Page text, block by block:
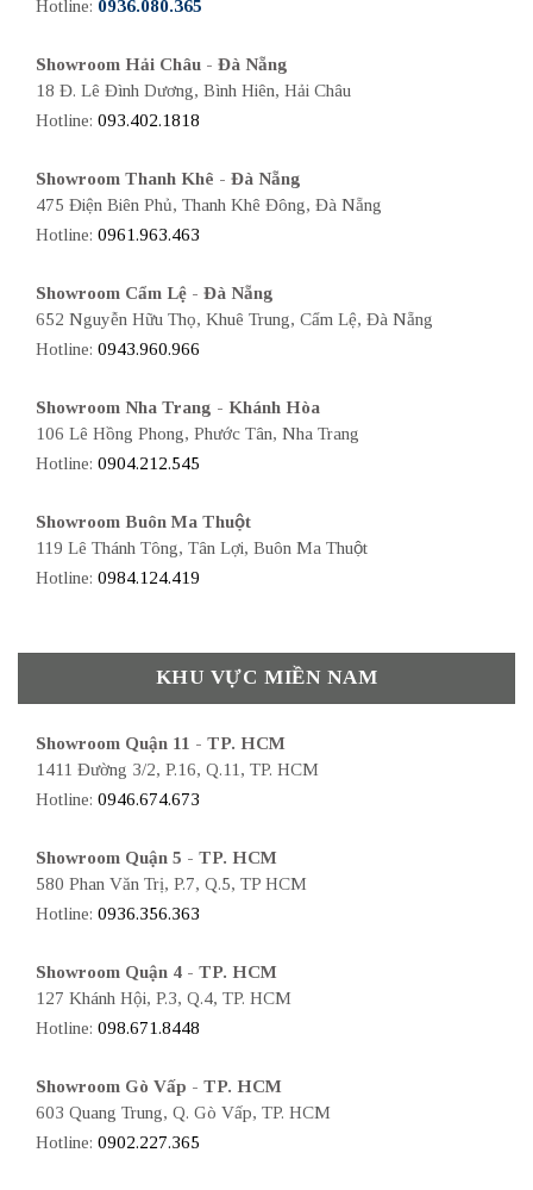
Hotline: 0936.080.365
Showroom Hải Châu - Đà Nẵng
18 Đ. Lê Đình Dương, Bình Hiên, Hải Châu
Hotline: 093.402.1818
Showroom Thanh Khê - Đà Nẵng
475 Điện Biên Phủ, Thanh Khê Đông, Đà Nẵng
Hotline: 0961.963.463
Showroom Cẩm Lệ - Đà Nẵng
652 Nguyễn Hữu Thọ, Khuê Trung, Cẩm Lệ, Đà Nẵng
Hotline: 0943.960.966
Showroom Nha Trang - Khánh Hòa
106 Lê Hồng Phong, Phước Tân, Nha Trang
Hotline: 0904.212.545
Showroom Buôn Ma Thuột
119 Lê Thánh Tông, Tân Lợi, Buôn Ma Thuột
Hotline: 0984.124.419
KHU VỰC MIỀN NAM
Showroom Quận 11 - TP. HCM
1411 Đường 3/2, P.16, Q.11, TP. HCM
Hotline: 0946.674.673
Showroom Quận 5 - TP. HCM
580 Phan Văn Trị, P.7, Q.5, TP HCM
Hotline: 0936.356.363
Showroom Quận 4 - TP. HCM
127 Khánh Hội, P.3, Q.4, TP. HCM
Hotline: 098.671.8448
Showroom Gò Vấp - TP. HCM
603 Quang Trung, Q. Gò Vấp, TP. HCM
Hotline: 0902.227.365